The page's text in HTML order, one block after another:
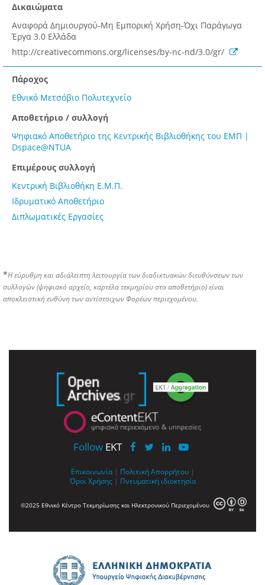
Δικαιώματα
Αναφορά Δημιουργού-Μη Εμπορική Χρήση-Όχι Παράγωγα
Έργα 3.0 Ελλάδα
http://creativecommons.org/licenses/by-nc-nd/3.0/gr/
Πάροχος
Εθνικό Μετσόβιο Πολυτεχνείο
Αποθετήριο / συλλογή
Ψηφιακό Αποθετήριο της Κεντρικής Βιβλιοθήκης του ΕΜΠ |
Dspace@NTUA
Επιμέρους συλλογή
Κεντρική Βιβλιοθήκη Ε.Μ.Π.
Ιδρυματικό Αποθετήριο
Διπλωματικές Εργασίες
*Η εύρυθμη και αδιάλειπτη λειτουργία των διαδικτυακών διευθύνσεων των
συλλογών (ψηφιακό αρχείο, καρτέλα τεκμηρίου στο αποθετήριο) είναι
αποκλειστική ευθύνη των αντίστοιχων Φορέων περιεχομένου.
Follow EKT
Επικοινωνία | Πολιτική Απορρήτου |
Όροι Χρήσης | Πνευματική ιδιοκτησία
©2025 Εθνικό Κέντρο Τεκμηρίωσης και Ηλεκτρονικού Περιεχομένου